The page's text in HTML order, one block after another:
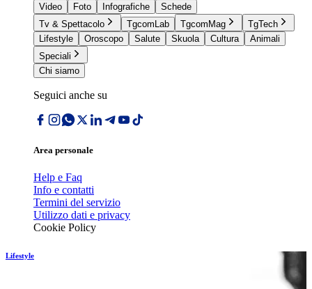
Video
Foto Infografiche
Schede
Tv & Spettacolo
TgcomLab TgcomMag
TgTech
Lifestyle
Oroscopo Salute Skuola Cultura
Animali
Speciali
Chi siamo
Seguici anche su
Area personale
Help e Faq
Info e contatti
Termini del servizio
Utilizzo dati e privacy
Cookie Policy
Lifestyle